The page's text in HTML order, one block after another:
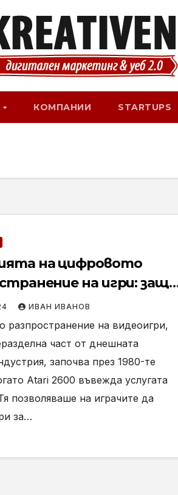
КОМПАНИИ STARTUPS
на цифровото
на игри: защо
се нуждаят от
с голям капацитет
ИВАН ИВАНОВ
разпространение на видеоигри,
част от днешната
започва през 1980-те
Atari 2600 въвежда услугата
позволяваше на играчите да
за…